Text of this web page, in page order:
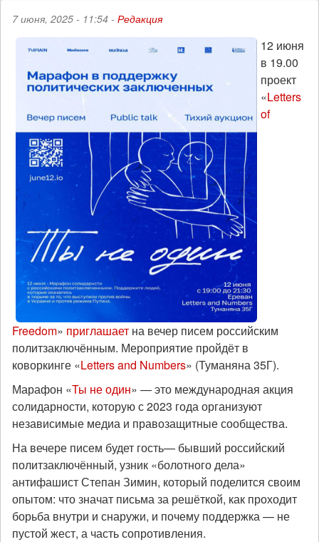
7 июня, 2025 - 11:54 - Редакция
12 июня
в 19.00
проект
«Letters
of
Freedom» приглашает на вечер писем российским
политзаключённым. Мероприятие пройдёт в
коворкинге «Letters and Numbers» (Туманяна 35Г).
Марафон «Ты не один» — это международная акция
солидарности, которую с 2023 года организуют
независимые медиа и правозащитные сообщества.
На вечере писем будет гость— бывший российский
политзаключённый, узник «болотного дела»
антифашист Степан Зимин, который поделится своим
опытом: что значат письма за решёткой, как проходит
борьба внутри и снаружи, и почему поддержка — не
пустой жест, а часть сопротивления.